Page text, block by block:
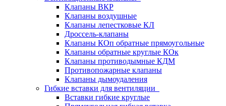
Клапаны ВКР
Клапаны воздушные
Клапаны лепестковые КЛ
Дроссель-клапаны
Клапаны КОп обратные прямоугольные
Клапаны обратные круглые КОк
Клапаны противодымные КДМ
Противопожарные клапаны
Клапаны дымоудаления
Гибкие вставки для вентиляции
Вставки гибкие круглые